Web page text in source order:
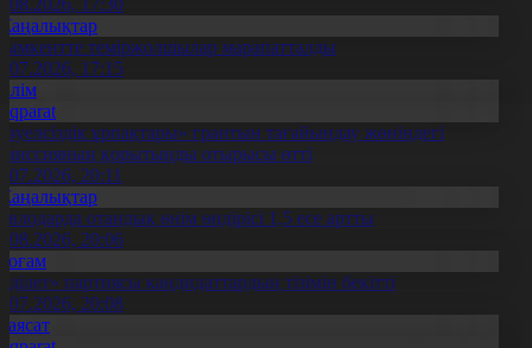
теміржолшылар марапатталды
17:15
ұрпақтары» грантын тағайындау жөніндегі
қорытынды отырысы өтті
20:11
отандық өнім өндірісі 1,5 есе артты
20:06
партиясы кандидаттардың тізімін бекітті
20:08